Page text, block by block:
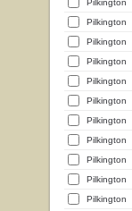
Pilkington
Pilkington
Pilkington
Pilkington
Pilkington
Pilkington
Pilkington
Pilkington
Pilkington
Pilkington
Pilkington